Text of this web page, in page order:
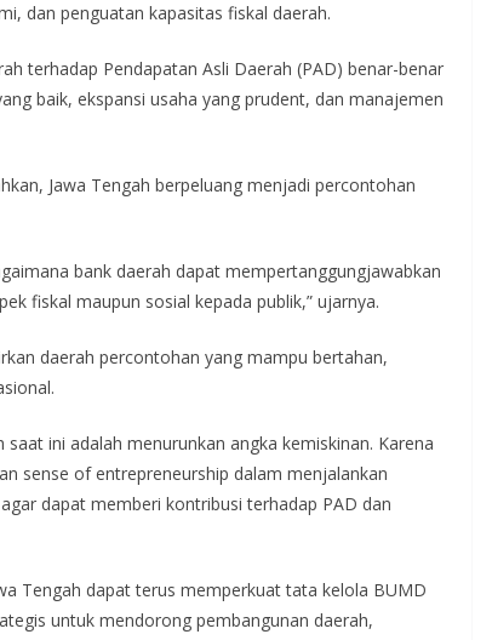
dan penguatan kapasitas fiskal daerah.
terhadap Pendapatan Asli Daerah (PAD) benar-benar
baik, ekspansi usaha yang prudent, dan manajemen
Jawa Tengah berpeluang menjadi percontohan
bank daerah dapat mempertanggungjawabkan
fiskal maupun sosial kepada publik,” ujarnya.
daerah percontohan yang mampu bertahan,
ini adalah menurunkan angka kemiskinan. Karena
sense of entrepreneurship dalam menjalankan
dapat memberi kontribusi terhadap PAD dan
Tengah dapat terus memperkuat tata kelola BUMD
untuk mendorong pembangunan daerah,